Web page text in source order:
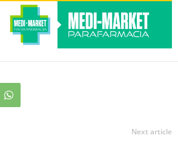
Next article